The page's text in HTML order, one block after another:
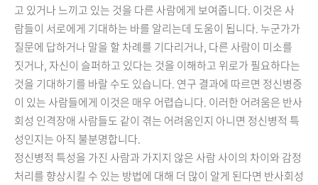
고 있거나 느끼고 있는 것을 다른 사람에게 보여줍니다. 이것은 사
람들이 서로에게 기대하는 바를 알리는데 도움이 됩니다. 누군가가
질문에 답하거나 말을 할 차례를 기다리거나, 다른 사람이 미소를
짓거나, 자신이 슬퍼하고 있다는 것을 이해하고 위로가 필요하다는
것을 기대하기를 바랄 수도 있습니다. 연구 결과에 따르면 정신병증
이 있는 사람들에게 이것은 매우 어렵습니다. 이러한 어려움은 반사
회성 인격장애 사람들도 같이 겪는 어려움인지 아니면 정신병적 특
성인지는 아직 불분명합니다.
정신병적 특성을 가진 사람과 가지지 않은 사람 사이의 차이와 감정
처리를 향상시킬 수 있는 방법에 대해 더 많이 알게 된다면 반사회성